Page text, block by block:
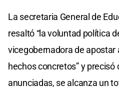
La secretaria General de
resaltó “la voluntad política
vicegobernadora de apostar
hechos concretos” y precisó
anunciadas, se alcanza un